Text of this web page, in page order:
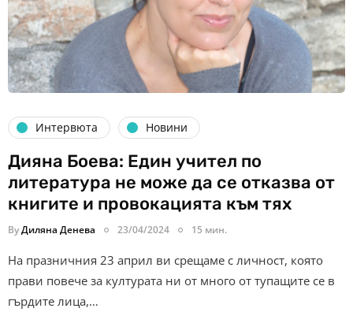
Интервюта Новини
Дияна Боева: Един учител по
литература не може да се отказва от
книгите и провокацията към тях
ByДиляна Денева 23/04/2024 15 мин.
На празничния 23 април ви срещаме с личност, която
прави повече за културата ни от много от тупащите се в
гърдите лица,…